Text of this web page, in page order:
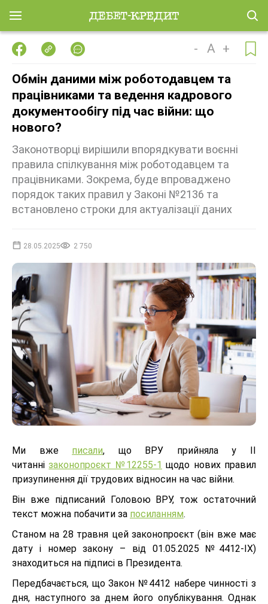
- A +
Обмін даними між роботодавцем та
працівниками та ведення кадрового
документообігу під час війни: що
нового?
Законотворці вирішили впорядкувати воєнні
правила спілкування між роботодавцем та
працівниками. Зокрема, буде впроваджено
порядок таких правил у Законі №2136 та
встановлено строки для актуалізації даних
28.05.2025 2 750
Ми вже писали, що ВРУ прийняла у ІІ
читаннізаконопроєкт №12255-1 щодо нових правил
призупинення дії трудових відносин на час війни.
Він вже підписаний Головою ВРУ, тож остаточний
текст можна побачити за посиланням.
Станом на 28 травня цей законопроєкт (він вже має
дату і номер закону – від 01.05.2025 №4412-ІХ)
знаходиться на підписі в Президента.
Передбачається, що Закон №4412 набере чинності з
дня, наступного за днем його опублікування. Однак